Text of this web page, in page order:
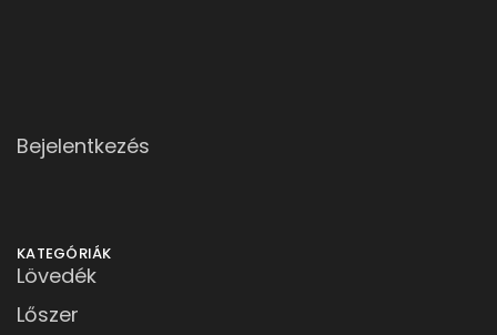
Bejelentkezés
KATEGÓRIÁK
Lövedék
Lőszer